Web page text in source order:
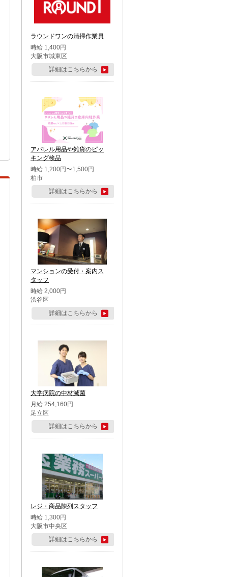
ラウンドワンの清掃作業員
時給 1,400円
大阪市城東区
詳細はこちらから
アパレル用品や雑貨のピッ
キング検品
時給 1,200円〜1,500円
柏市
詳細はこちらから
マンションの受付・案内ス
タッフ
時給 2,000円
渋谷区
詳細はこちらから
大学病院の中材滅菌
月給 254,160円
足立区
詳細はこちらから
レジ・商品陳列スタッフ
時給 1,300円
大阪市中央区
詳細はこちらから